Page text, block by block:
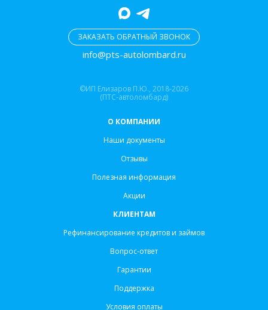
ЗАКАЗАТЬ ОБРАТНЫЙ ЗВОНОК
info@pts-autolombard.ru
©ИП Елизаров П.Ю., 2018-2026
(ПТС-автоломбард)
О КОМПАНИИ
Наши документы
Отзывы
Полезная информация
Акции
КЛИЕНТАМ
Рефинансирование кредитов и займов
Вопрос-ответ
Гарантии
Поддержка
Условия оплаты